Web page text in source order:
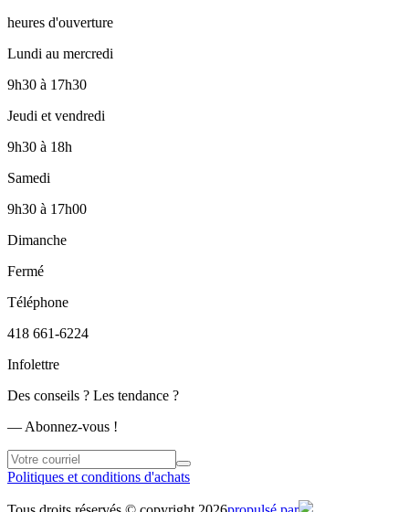
heures d'ouverture
Lundi au mercredi
9h30 à 17h30
Jeudi et vendredi
9h30 à 18h
Samedi
9h30 à 17h00
Dimanche
Fermé
Téléphone
418 661-6224
Infolettre
Des conseils ? Les tendance ?
― Abonnez-vous !
Politiques et conditions d'achats